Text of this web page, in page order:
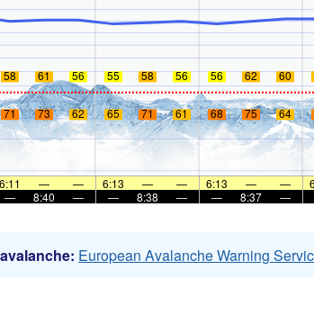
58 61 56 55 58 56 56 62 60
71 73 62 65 71 61 68 75 64
6:11 — — 6:13 — — 6:13 — —
— 8:40 — — 8:38 — — 8:37 —
European Avalanche Warning